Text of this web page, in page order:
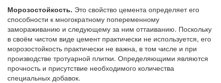
Морозостойкость. Это свойство цемента определяет его
способности к многократному попеременному
замораживанию и следующему за ним оттаиванию. Поскольку
в своём чистом виде цемент практически не используется, его
морозостойкость практически не важна, в том числе и при
производстве тротуарной плитки. Определяющими являются
прочность и присутствие необходимого количества
специальных добавок.